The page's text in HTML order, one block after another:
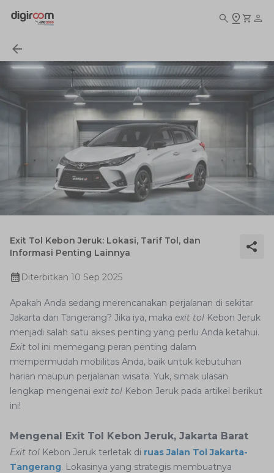
Exit Tol Kebon Jeruk: Lokasi, Tarif Tol, dan
Informasi Penting Lainnya
Diterbitkan 10 Sep 2025
Apakah Anda sedang merencanakan perjalanan di sekitar
Jakarta dan Tangerang? Jika iya, maka exit tol Kebon Jeruk
menjadi salah satu akses penting yang perlu Anda ketahui.
Exit tol ini memegang peran penting dalam
mempermudah mobilitas Anda, baik untuk kebutuhan
harian maupun perjalanan wisata. Yuk, simak ulasan
lengkap mengenai exit tol Kebon Jeruk pada artikel berikut
ini!
Mengenal Exit Tol Kebon Jeruk, Jakarta Barat
Exit tol Kebon Jeruk terletak di ruas Jalan Tol Jakarta-
Tangerang. Lokasinya yang strategis membuatnya